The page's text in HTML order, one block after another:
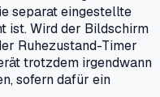
separat eingestellte
ist. Wird der Bildschirm
Ruhezustand-Timer
trotzdem irgendwann
sofern dafür ein